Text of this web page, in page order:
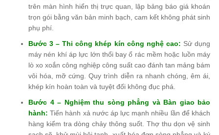
trên màn hình hiển thị trực quan, lập bảng báo giá khoán
trọn gói bằng văn bản minh bạch, cam kết không phát sinh
phụ phí.
Bước 3 – Thi công khép kín công nghệ cao: Sử dụng
máy nén khí áp lực lớn thổi bay ổ rác mềm hoặc luồn máy
lò xo xoắn công nghiệp công suất cao đánh tan mảng bám
vôi hóa, mỡ cứng. Quy trình diễn ra nhanh chóng, êm ái,
khép kín hoàn toàn và tuyệt đối không đục phá.
Bước 4 – Nghiệm thu sòng phẳng và Bàn giao bảo
hành: Tiến hành xả nước áp lực mạnh nhiều lần để khách
hàng kiểm tra dòng chảy thông suốt. Thợ thu dọn vệ sinh